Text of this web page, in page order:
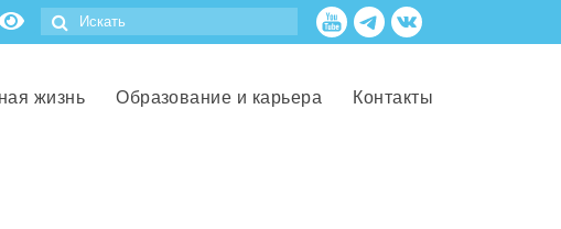
жизнь Образование и карьера Контакты